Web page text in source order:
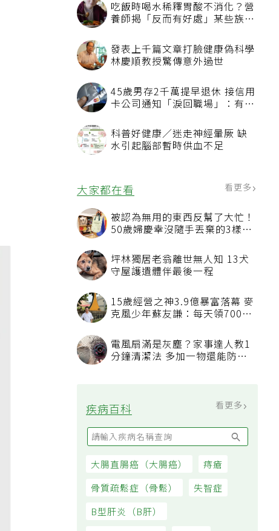
吃飯時喝水稀釋胃酸不消化？營
養師揭「反而有好處」某些族群
發表上千篇文章打臉健康偽科學
林慶順教授驚傳意外過世
45歲男存2千萬提早退休 接信用
卡公司通知「淚回職場」：有錢
科普好健康／迷走神經暈厥 缺
水引起腦部暫時供血不足
大家都在看
被認為無用的東西反幫了大忙！
50歲婦慶幸沒隨手丟棄的3樣物
坪林獨居老翁離世無人知 13犬
守屋護遺體伴最後一程
15歲經營之神3.9億暴富落幕 麥
克風少年蘇友謙：每天領700元
電風扇滿是灰塵？家事達人教1
疾病百科